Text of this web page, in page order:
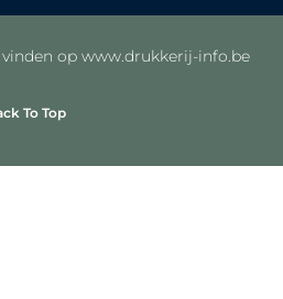
op www.drukkerij-info.be
To Top